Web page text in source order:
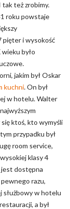
tak też zrobimy.
roku powstaje
pięter i wysokość
było
jakim był Oskar
kuchni. On był
w hotelu. Walter
ktoś, kto wymyśli
przypadku był
room service,
klasy 4
jest dostępna
razu,
służbowy w hotelu
a był